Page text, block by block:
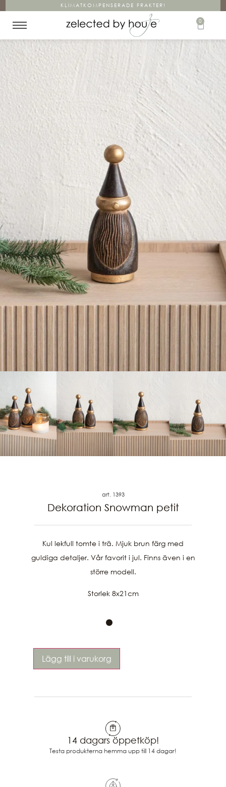
KLIMATKOMPENSERADE FRAKTER!
0
art. 1393
Dekoration Snowman petit
Kul lekfull tomte i trä. Mjuk brun färg med
guldiga detaljer. Vår favorit i jul. Finns även i en
större modell.
Storlek 8x21cm
Lägg till i varukorg
14 dagars öppetköp!
Testa produkterna hemma upp till 14 dagar!